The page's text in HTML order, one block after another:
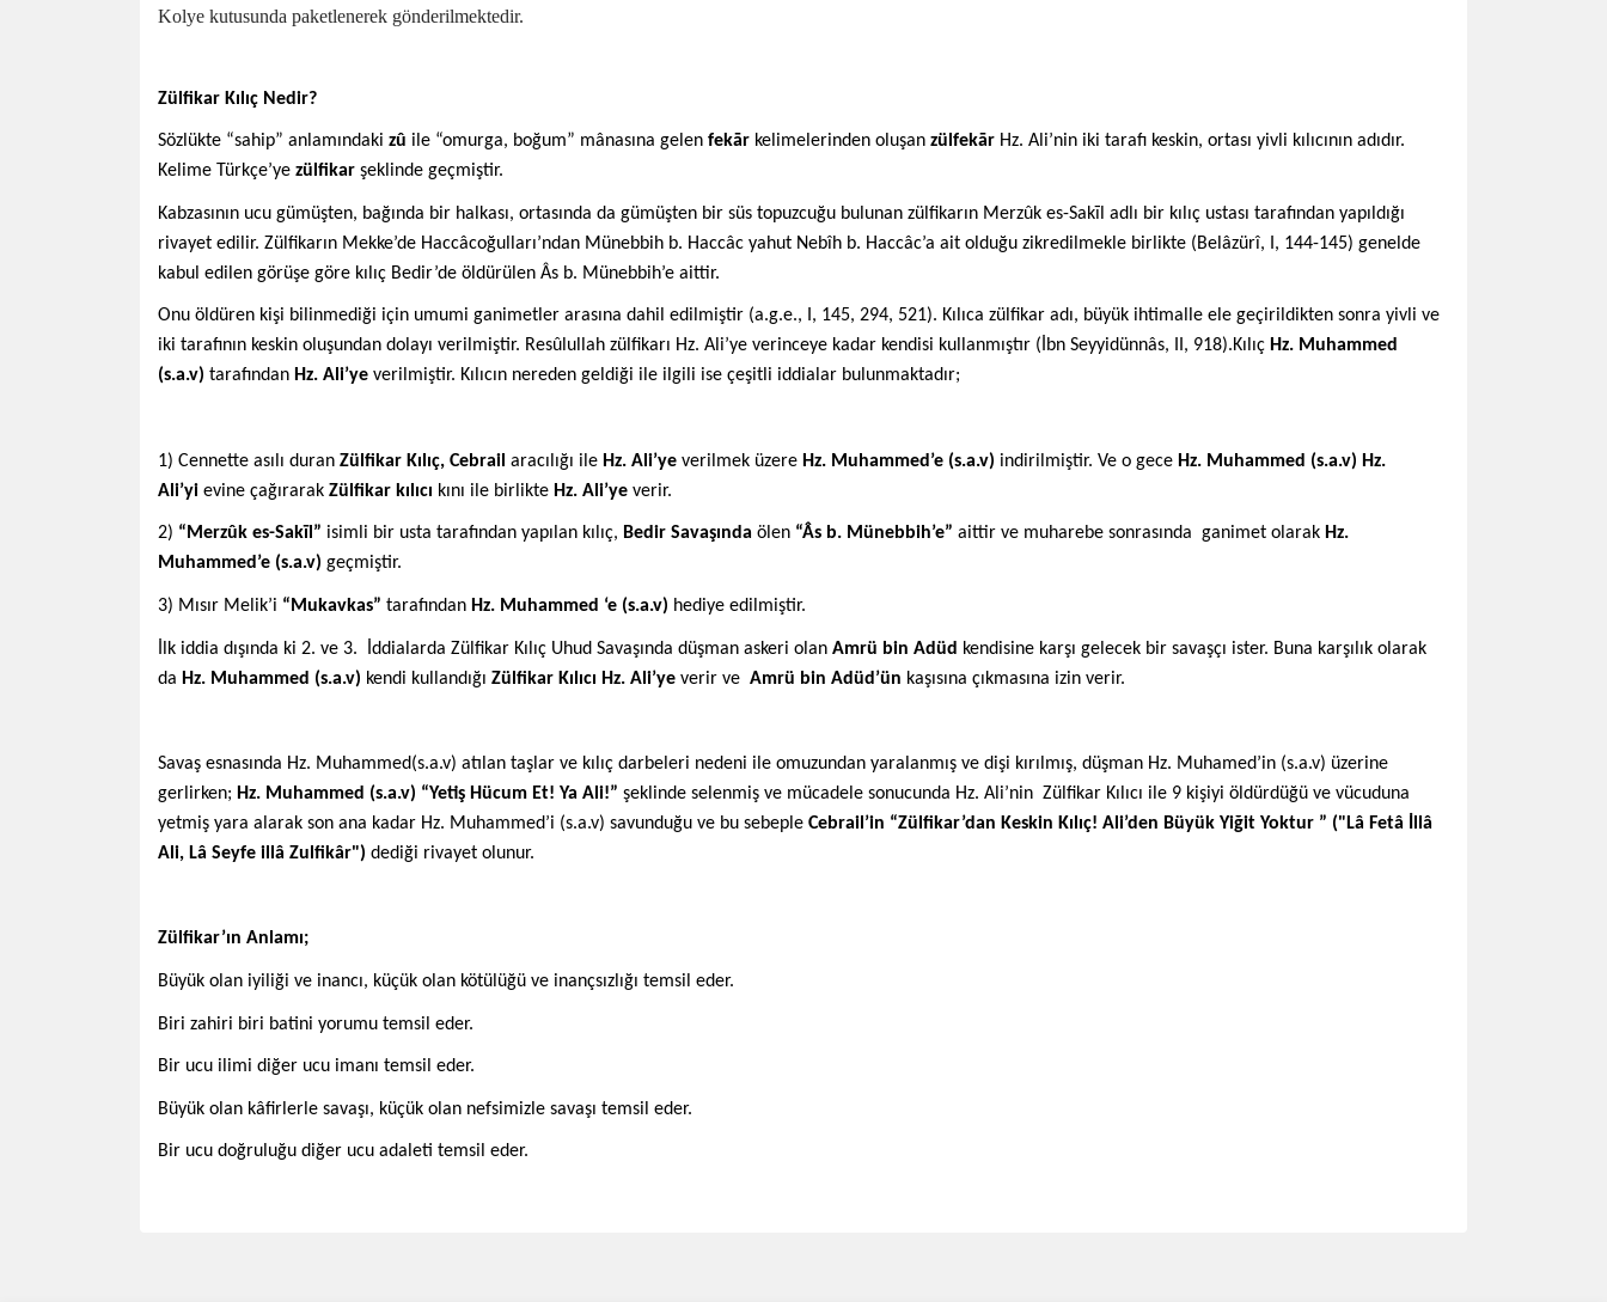
Kolye kutusunda paketlenerek gönderilmektedir.
Zülfikar Kılıç Nedir?
Sözlükte “sahip” anlamındaki zû ile “omurga, boğum” mânasına gelen fekār kelimelerinden oluşan zülfekār Hz. Ali’nin iki tarafı keskin, ortası yivli kılıcının adıdır.
Kelime Türkçe’ye zülfikar şeklinde geçmiştir.
Kabzasının ucu gümüşten, bağında bir halkası, ortasında da gümüşten bir süs topuzcuğu bulunan zülfikarın Merzûk es-Sakīl adlı bir kılıç ustası tarafından yapıldığı
rivayet edilir. Zülfikarın Mekke’de Haccâcoğulları’ndan Münebbih b. Haccâc yahut Nebîh b. Haccâc’a ait olduğu zikredilmekle birlikte (Belâzürî, I, 144-145) genelde
kabul edilen görüşe göre kılıç Bedir’de öldürülen Âs b. Münebbih’e aittir.
Onu öldüren kişi bilinmediği için umumi ganimetler arasına dahil edilmiştir (a.g.e., I, 145, 294, 521). Kılıca zülfikar adı, büyük ihtimalle ele geçirildikten sonra yivli ve
iki tarafının keskin oluşundan dolayı verilmiştir. Resûlullah zülfikarı Hz. Ali’ye verinceye kadar kendisi kullanmıştır (İbn Seyyidünnâs, II, 918).Kılıç Hz. Muhammed
(s.a.v) tarafından Hz. Ali’ye verilmiştir. Kılıcın nereden geldiği ile ilgili ise çeşitli iddialar bulunmaktadır;
1) Cennette asılı duran Zülfikar Kılıç, Cebrail aracılığı ile Hz. Ali’ye verilmek üzere Hz. Muhammed’e (s.a.v) indirilmiştir. Ve o gece Hz. Muhammed (s.a.v) Hz.
Ali’yi evine çağırarak Zülfikar kılıcı kını ile birlikte Hz. Ali’ye verir.
2) “Merzûk es-Sakīl” isimli bir usta tarafından yapılan kılıç, Bedir Savaşında ölen “Âs b. Münebbih’e” aittir ve muharebe sonrasında ganimet olarak Hz.
Muhammed’e (s.a.v) geçmiştir.
3) Mısır Melik’i “Mukavkas” tarafından Hz. Muhammed ‘e (s.a.v) hediye edilmiştir.
İlk iddia dışında ki 2. ve 3. İddialarda Zülfikar Kılıç Uhud Savaşında düşman askeri olan Amrü bin Adüd kendisine karşı gelecek bir savaşçı ister. Buna karşılık olarak
da Hz. Muhammed (s.a.v) kendi kullandığı Zülfikar Kılıcı Hz. Ali’ye verir ve Amrü bin Adüd’ün kaşısına çıkmasına izin verir.
Savaş esnasında Hz. Muhammed(s.a.v) atılan taşlar ve kılıç darbeleri nedeni ile omuzundan yaralanmış ve dişi kırılmış, düşman Hz. Muhamed’in (s.a.v) üzerine
gerlirken; Hz. Muhammed (s.a.v) “Yetiş Hücum Et! Ya Ali!” şeklinde selenmiş ve mücadele sonucunda Hz. Ali’nin Zülfikar Kılıcı ile 9 kişiyi öldürdüğü ve vücuduna
yetmiş yara alarak son ana kadar Hz. Muhammed’i (s.a.v) savunduğu ve bu sebeple Cebrail’in “Zülfikar’dan Keskin Kılıç! Ali’den Büyük Yiğit Yoktur ” ("Lâ Fetâ İllâ
Ali, Lâ Seyfe illâ Zulfikâr") dediği rivayet olunur.
Zülfikar’ın Anlamı;
Büyük olan iyiliği ve inancı, küçük olan kötülüğü ve inançsızlığı temsil eder.
Biri zahiri biri batini yorumu temsil eder.
Bir ucu ilimi diğer ucu imanı temsil eder.
Büyük olan kâfirlerle savaşı, küçük olan nefsimizle savaşı temsil eder.
Bir ucu doğruluğu diğer ucu adaleti temsil eder.